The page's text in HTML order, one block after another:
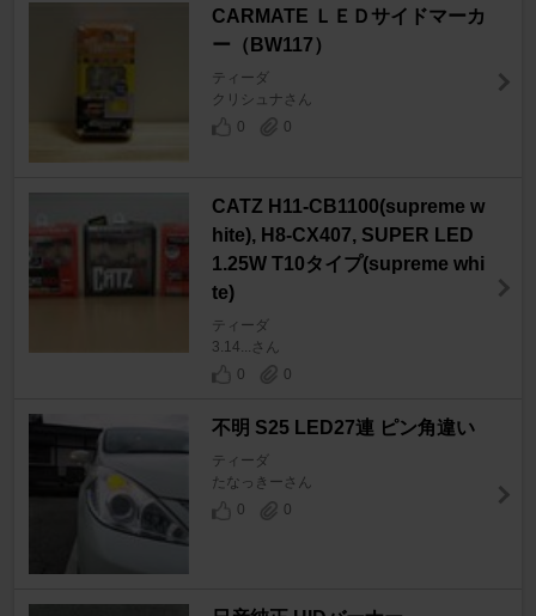
CARMATE ＬＥＤサイドマーカ
ー（BW117）
ティーダ
クリシュナさん
0
0
CATZ H11-CB1100(supreme w
hite), H8-CX407, SUPER LED
1.25W T10タイプ(supreme whi
te)
ティーダ
3.14...さん
0
0
不明 S25 LED27連 ピン角違い
ティーダ
たなっきーさん
0
0